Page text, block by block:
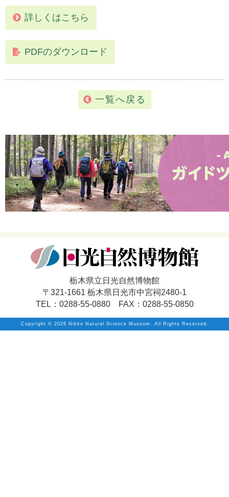
詳しくはこちら
PDFのダウンロード
一覧へ戻る
栃木県立日光自然博物館
〒321-1661 栃木県日光市中宮祠2480-1
TEL：0288-55-0880 FAX：0288-55-0850
Copyright © 2026 Nikko Natural Science Museum. All Rights Reserved.